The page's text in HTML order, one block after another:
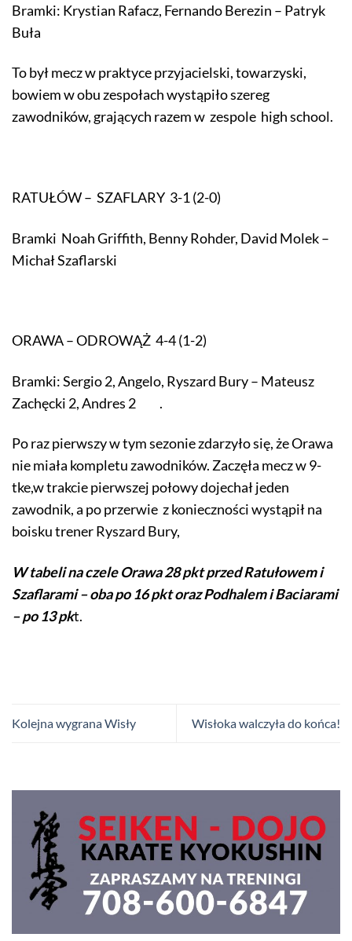
Bramki: Krystian Rafacz, Fernando Berezin – Patryk
Buła
To był mecz w praktyce przyjacielski, towarzyski,
bowiem w obu zespołach wystąpiło szereg
zawodników, grających razem w zespole high school.
RATUŁÓW – SZAFLARY 3-1 (2-0)
Bramki Noah Griffith, Benny Rohder, David Molek –
Michał Szaflarski
ORAWA – ODROWĄŻ 4-4 (1-2)
Bramki: Sergio 2, Angelo, Ryszard Bury – Mateusz
Zachęcki 2, Andres 2 .
Po raz pierwszy w tym sezonie zdarzyło się, że Orawa
nie miała kompletu zawodników. Zaczęła mecz w 9-
tke,w trakcie pierwszej połowy dojechał jeden
zawodnik, a po przerwie z konieczności wystąpił na
boisku trener Ryszard Bury,
W tabeli na czele Orawa 28 pkt przed Ratułowem i
Szaflarami – oba po 16 pkt oraz Podhalem i Baciarami
– po 13 pkt.
Kolejna wygrana Wisły Wisłoka walczyła do końca!